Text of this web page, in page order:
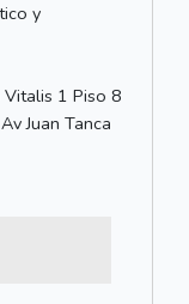
y
Vitalis 1 Piso 8
Juan Tanca